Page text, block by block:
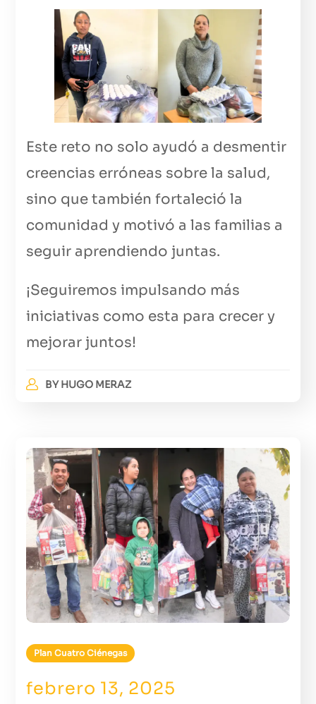
Este reto no solo ayudó a desmentir
creencias erróneas sobre la salud,
sino que también fortaleció la
comunidad y motivó a las familias a
seguir aprendiendo juntas.
¡Seguiremos impulsando más
iniciativas como esta para crecer y
mejorar juntos!
BYHUGO MERAZ
Plan Cuatro Ciénegas
febrero 13, 2025